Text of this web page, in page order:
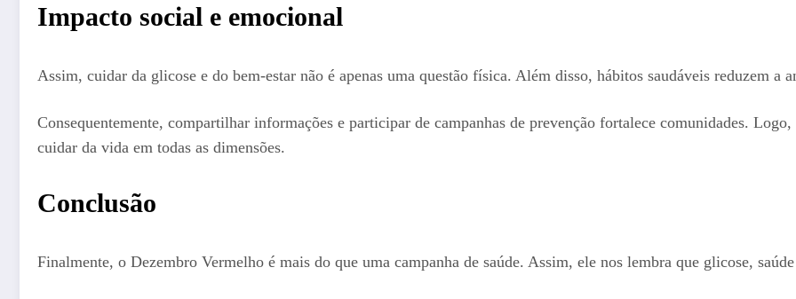
Impacto social e emocional
Assim, cuidar da glicose e do bem-estar não é apenas uma questão física. Além disso, hábitos saudáveis reduzem a
Consequentemente, compartilhar informações e participar de campanhas de prevenção fortalece comunidades.
cuidar da vida em todas as dimensões.
Conclusão
Finalmente, o Dezembro Vermelho é mais do que uma campanha de saúde. Assim, ele nos lembra que glicose,